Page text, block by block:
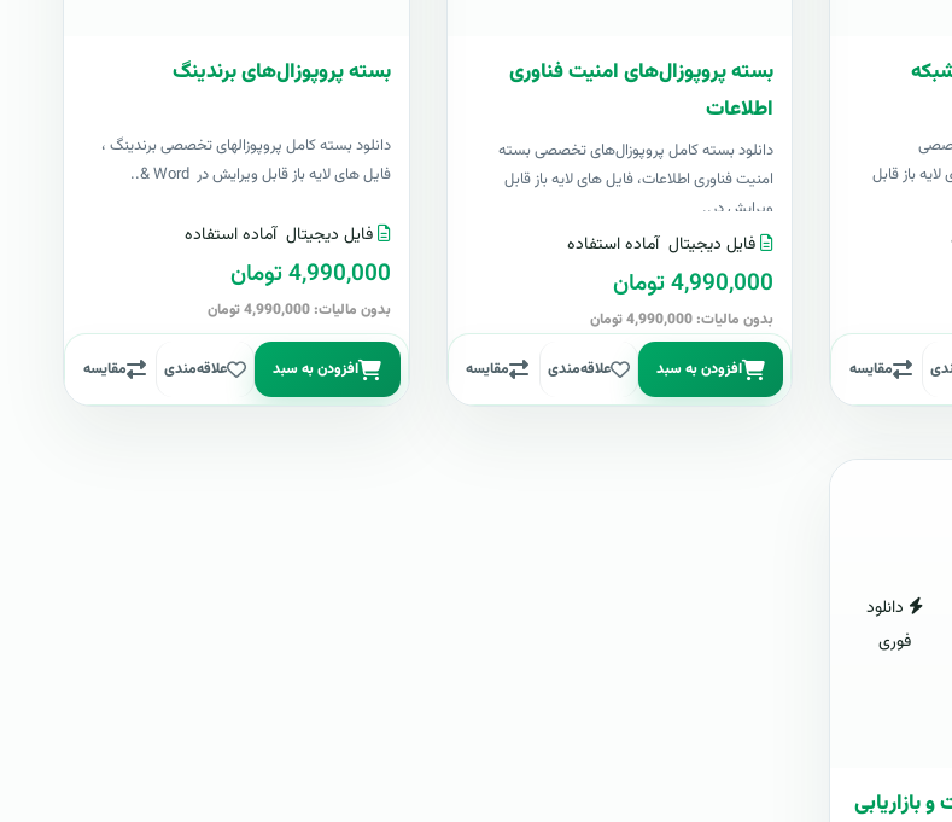
باز قابل
مقایسه
بسته پروپوزال‌های امنیت فناوری
اطلاعات
دانلود بسته کامل پروپوزال‌های تخصصی بسته
امنیت فناوری اطلاعات، فایل های لایه باز قابل
ویرایش در..
فایل دیجیتال آماده استفاده
4,990,000 تومان
بدون مالیات: 4,990,000 تومان
افزودن به سبد علاقه‌مندی مقایسه
بسته پروپوزال‌های برندینگ
دانلود بسته کامل پروپوزالهای تخصصی برندینگ ،
فایل های لایه باز قابل ویرایش در Word &..
فایل دیجیتال آماده استفاده
4,990,000 تومان
بدون مالیات: 4,990,000 تومان
افزودن به سبد علاقه‌مندی مقایسه
دانلود
فوری
بازاریابی